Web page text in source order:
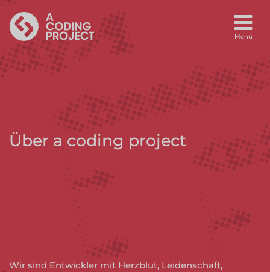
Über a coding project
Wir sind Entwickler mit Herzblut, Leidenschaft,